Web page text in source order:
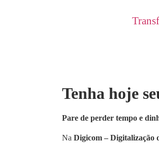
Tenha hoje
Pare de perder tempo e
Na Digicom – Digitalização